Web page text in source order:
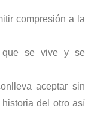
compresión a la
que se vive y se
aceptar sin
del otro así